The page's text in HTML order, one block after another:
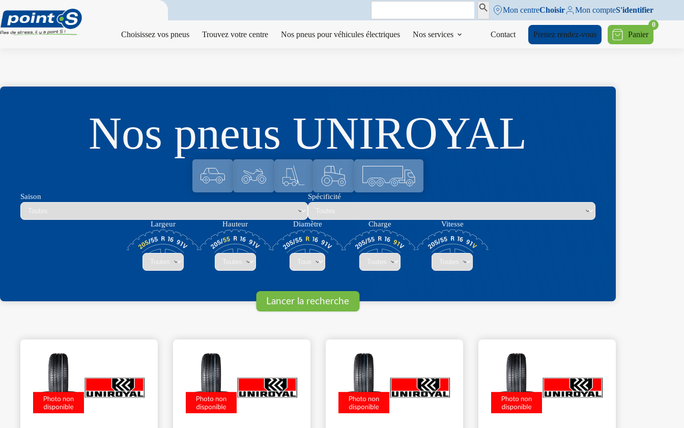
au
contenu
Search
Search ButtonMon centreChoisir Mon compteS'identifier
Choisissez vos pneus Trouvez votre centre Nos pneus pour véhicules électriques Nos services Contact Prenez rendez-vous Panier
0
Nos pneus UNIROYAL
Saison Spécificité
Largeur Hauteur Diamètre Charge Vitesse